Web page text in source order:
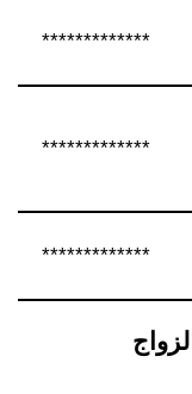
*************
*************
*************